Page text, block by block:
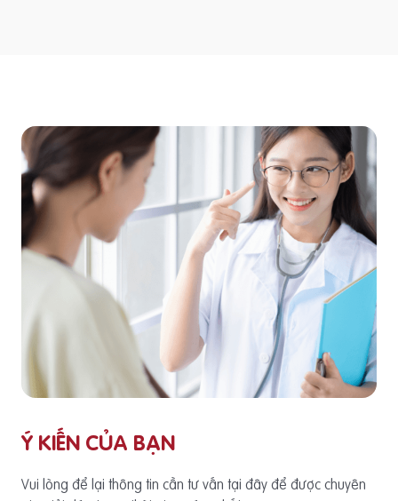
Ý KIẾN CỦA BẠN
Vui lòng để lại thông tin cần tư vấn tại đây để được chuyên